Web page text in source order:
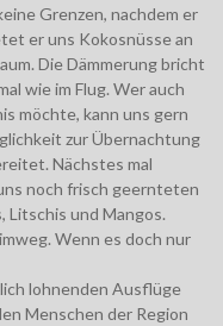
Grenzen, nachdem er
er uns Kokosnüsse an
Die Dämmerung bricht
wie im Flug. Wer auch
möchte, kann uns gern
zur Übernachtung
Nächstes mal
noch frisch geernteten
Litschis und Mangos.
Wenn es doch nur
lohnenden Ausflüge
Menschen der Region